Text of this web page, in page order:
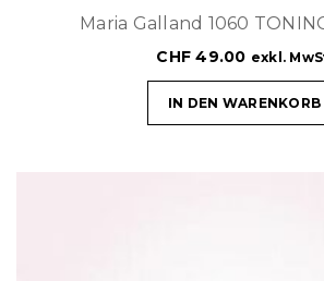
Maria Galland 1060
CHF 49.00 exkl.
IN DEN WARENKORB